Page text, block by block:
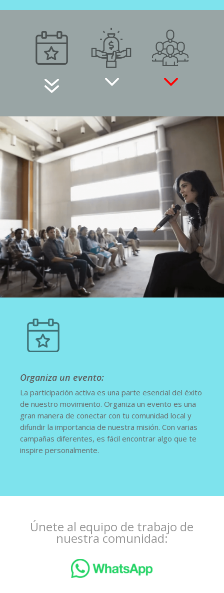
7 3 3
Organiza un evento:
La participación activa es una parte esencial del éxito
de nuestro movimiento. Organiza un evento es una
gran manera de conectar con tu comunidad local y
difundir la importancia de nuestra misión. Con varias
campañas diferentes, es fácil encontrar algo que te
inspire personalmente.
Únete al equipo de trabajo de
nuestra comunidad: